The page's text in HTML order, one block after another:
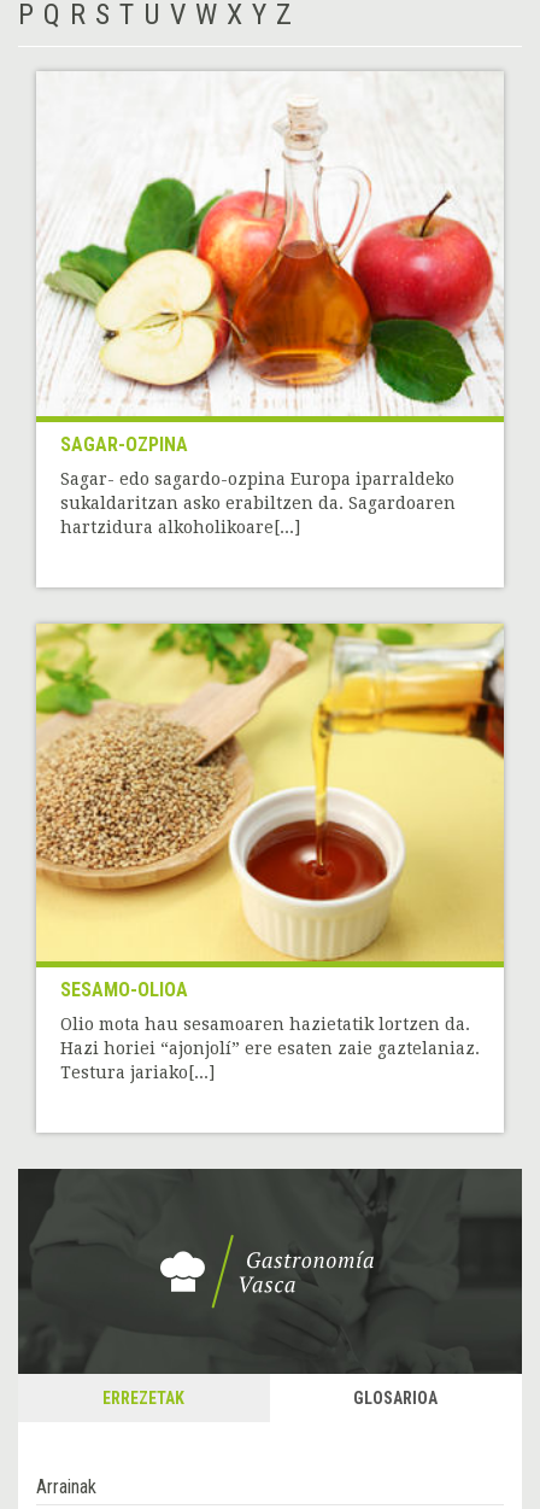
P Q R S T U V W X Y Z
SAGAR-OZPINA
Sagar- edo sagardo-ozpina Europa iparraldeko
sukaldaritzan asko erabiltzen da. Sagardoaren
hartzidura alkoholikoare[...]
SESAMO-OLIOA
Olio mota hau sesamoaren hazietatik lortzen da.
Hazi horiei “ajonjolí” ere esaten zaie gaztelaniaz.
Testura jariako[...]
ERREZETAK GLOSARIOA
Arrainak